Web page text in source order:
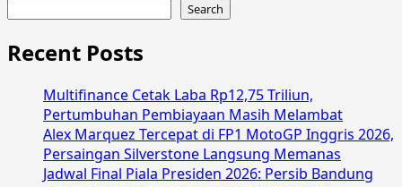
Tegaskan
COVID
Tidak
Berasal
dari
Kebocoran
Laboratorium
Search
Recent Posts
Multifinance Cetak Laba Rp12,75 Triliun,
Pertumbuhan Pembiayaan Masih Melambat
Alex Marquez Tercepat di FP1 MotoGP Inggris 2026,
Persaingan Silverstone Langsung Memanas
Jadwal Final Piala Presiden 2026: Persib Bandung